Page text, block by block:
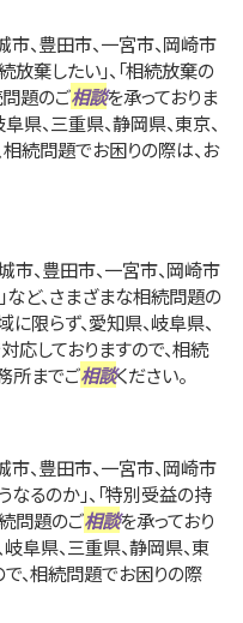
、豊田市、一宮市、岡崎市
棄したい」、「相続放棄の
題のご相談を承っておりま
県、三重県、静岡県、東京、
続問題でお困りの際は、お
、豊田市、一宮市、岡崎市
ど、さまざまな相続問題の
に限らず、愛知県、岐阜県、
応しておりますので、相続
所までご相談ください。
、豊田市、一宮市、岡崎市
るのか」、「特別受益の持
問題のご相談を承っており
阜県、三重県、静岡県、東
、相続問題でお困りの際